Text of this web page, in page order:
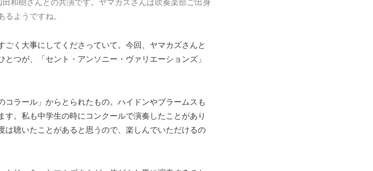
ようですね。
ごく大事にしてくださっていて。今回、ヤマカズさんと
つが、「セント・アンソニー・ヴァリエーションズ」
コラール」からとられたもの。ハイドンやブラームスも
。私も中学生の時にコンクールで演奏したことがあり
は聴いたことがあると思うので、楽しんでいただけるの